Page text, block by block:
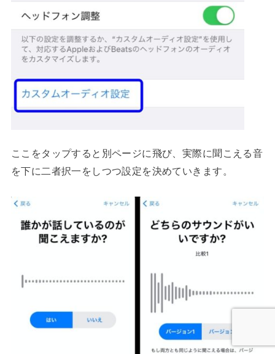
ここをタップすると別ページに飛び、実際に聞こえる音
を下に二者択一をしつつ設定を決めていきます。